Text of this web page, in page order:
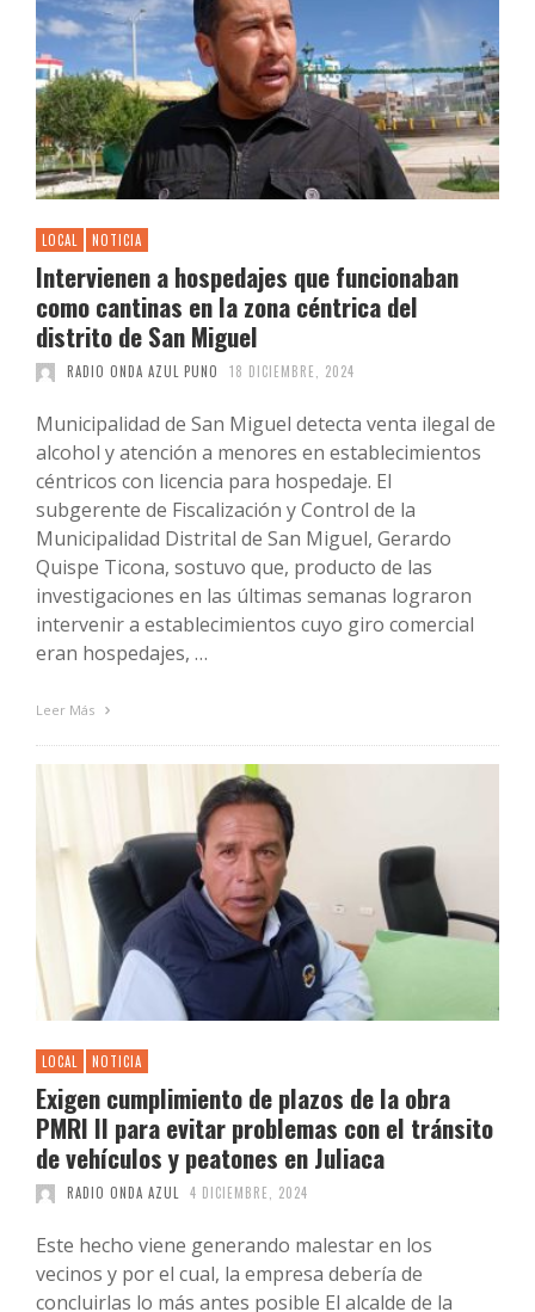
LOCAL NOTICIA
Intervienen a hospedajes que funcionaban
como cantinas en la zona céntrica del
distrito de San Miguel
RADIO ONDA AZUL PUNO 18 DICIEMBRE, 2024
Municipalidad de San Miguel detecta venta ilegal de
alcohol y atención a menores en establecimientos
céntricos con licencia para hospedaje. El
subgerente de Fiscalización y Control de la
Municipalidad Distrital de San Miguel, Gerardo
Quispe Ticona, sostuvo que, producto de las
investigaciones en las últimas semanas lograron
intervenir a establecimientos cuyo giro comercial
eran hospedajes, …
Leer Más
LOCAL NOTICIA
Exigen cumplimiento de plazos de la obra
PMRI II para evitar problemas con el tránsito
de vehículos y peatones en Juliaca
RADIO ONDA AZUL 4 DICIEMBRE, 2024
Este hecho viene generando malestar en los
vecinos y por el cual, la empresa debería de
concluirlas lo más antes posible El alcalde de la